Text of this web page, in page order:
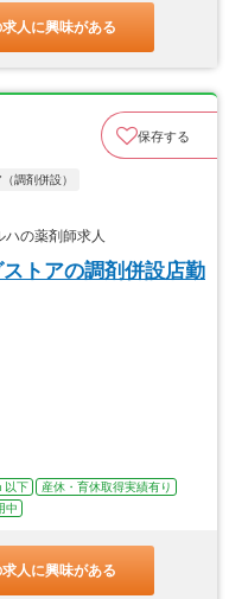
求人に興味がある
保存する
調剤併設）
の薬剤師求人
ストアの調剤併設店勤
以下
産休・育休取得実績有り
中
求人に興味がある